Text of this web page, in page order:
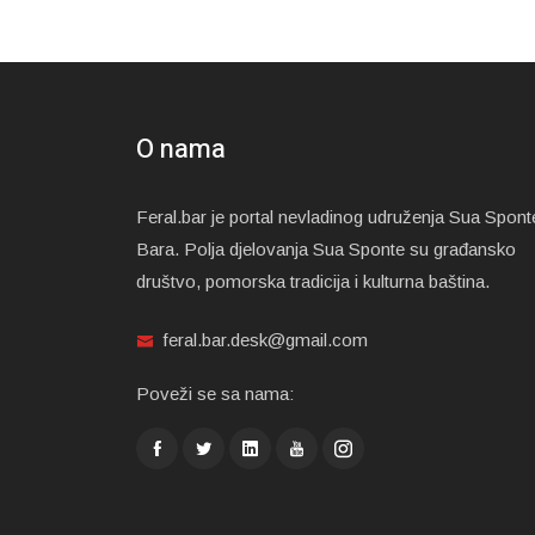
O nama
Feral.bar je portal nevladinog udruženja Sua
Bara. Polja djelovanja Sua Sponte su građansko
društvo, pomorska tradicija i kulturna baština.
feral.bar.desk@gmail.com
Poveži se sa nama: